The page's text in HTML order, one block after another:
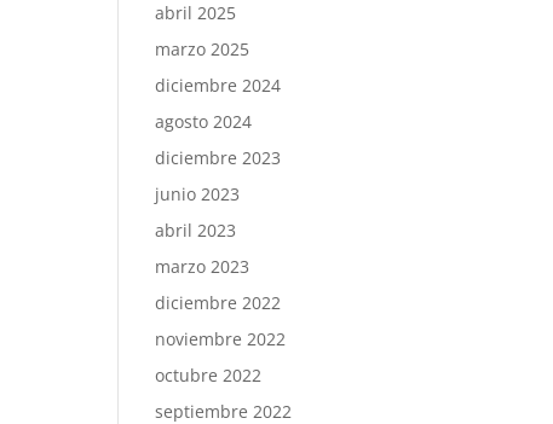
abril 2025
marzo 2025
diciembre 2024
agosto 2024
diciembre 2023
junio 2023
abril 2023
marzo 2023
diciembre 2022
noviembre 2022
octubre 2022
septiembre 2022